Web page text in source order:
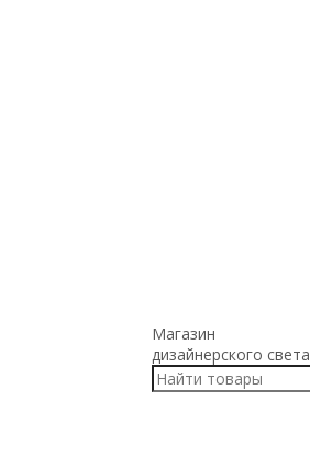
Магазин
дизайнерского света